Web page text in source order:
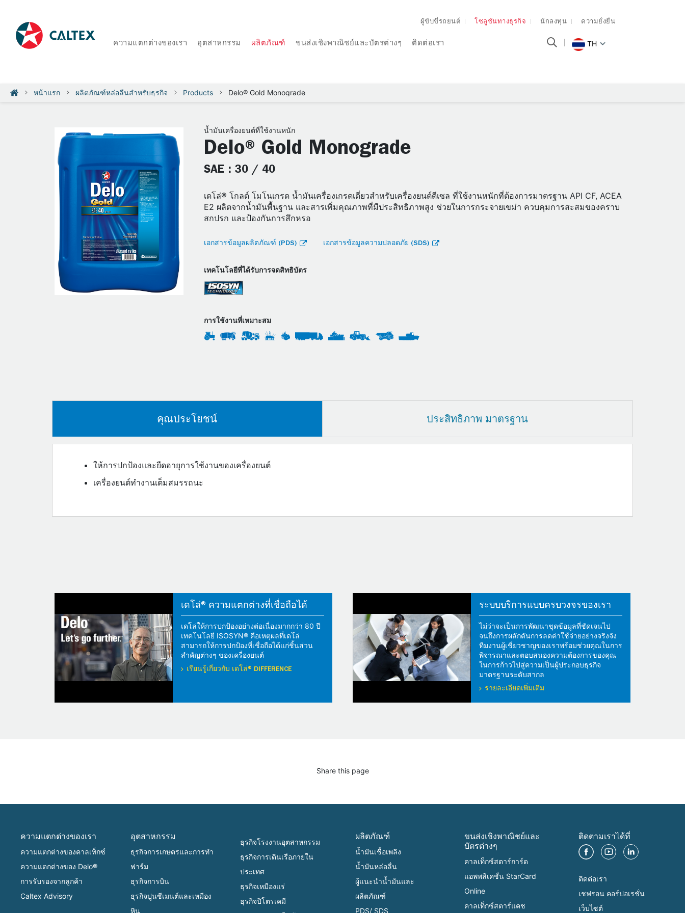
ผู้ขับขี่รถยนต์ โซลูชันทางธุรกิจ นักลงทุน ความยั่งยืน
ความแตกต่างของเรา อุตสาหกรรม ผลิตภัณฑ์ ขนส่งเชิงพาณิชย์และบัตรต่างๆ ติดต่อเรา TH
หน้าแรก ผลิตภัณฑ์หล่อลื่นสำหรับธุรกิจ Products Delo® Gold Monograde
น้ำมันเครื่องยนต์ที่ใช้งานหนัก
Delo® Gold Monograde
SAE : 30 / 40
เดโล่® โกลด์ โมโนเกรด น้ำมันเครื่องเกรดเดี่ยวสำหรับเครื่องยนต์ดีเซล ที่ใช้งานหนักที่ต้องการมาตรฐาน API CF, ACEA
E2 ผลิตจากน้ำมันพื้นฐาน และสารเพิ่มคุณภาพที่มีประสิทธิภาพสูง ช่วยในการกระจายเขม่า ควบคุมการสะสมของคราบ
สกปรก และป้องกันการสึกหรอ
เอกสารข้อมูลผลิตภัณฑ์ (PDS) เอกสารข้อมูลความปลอดภัย (SDS)
เทคโนโลยีที่ได้รับการจดสิทธิบัตร
การใช้งานที่เหมาะสม
คุณประโยชน์ ประสิทธิภาพ มาตรฐาน
ให้การปกป้องและยืดอายุการใช้งานของเครื่องยนต์
เครื่องยนต์ทำงานเต็มสมรรถนะ
เดโล่® ความแตกต่างที่เชื่อถือได้
เดโล่ให้การปกป้องอย่างต่อเนื่องมากกว่า 80 ปี
เทคโนโลยี ISOSYN® คือเหตุผลที่เดโล่
สามารถให้การปกป้องที่เชื่อถือได้แก่ชิ้นส่วน
สำคัญต่างๆ ของเครื่องยนต์
เรียนรู้เกี่ยวกับ เดโล่® DIFFERENCE
ระบบบริการแบบครบวงจรของเรา
ไม่ว่าจะเป็นการพัฒนาชุดข้อมูลที่ชัดเจนไป
จนถึงการผลักดันการลดค่าใช้จ่ายอย่างจริงจัง
ทีมงานผู้เชี่ยวชาญของเราพร้อมช่วยคุณในการ
พิจารณาและตอบสนองความต้องการของคุณ
ในการก้าวไปสู่ความเป็นผู้ประกอบธุรกิจ
มาตรฐานระดับสากล
รายละเอียดเพิ่มเติม
Share this page
ความแตกต่างของเรา
ความแตกต่างของคาลเท็กซ์
ความแตกต่างของ Delo®
การรับรองจากลูกค้า
Caltex Advisory
อุตสาหกรรม
ธุรกิจการเกษตรและการทำ
ฟาร์ม
ธุรกิจการบิน
ธุรกิจปูนซีเมนต์และเหมือง
หิน
ธุรกิจโรงงานอุตสาหกรรม
ธุรกิจการเดินเรือภายใน
ประเทศ
ธุรกิจเหมืองแร่
ธุรกิจปิโตรเคมี
ผลิตภัณฑ์
น้ำมันเชื้อเพลิง
น้ำมันหล่อลื่น
ผู้แนะนำน้ำมันและ
ผลิตภัณฑ์
PDS/ SDS
ขนส่งเชิงพาณิชย์และ
บัตรต่างๆ
คาลเท็กซ์สตาร์การ์ด
แอพพลิเคชั่น StarCard
Online
คาลเท็กซ์สตาร์แคช
ติดตามเราได้ที่
ติดต่อเรา
เชฟรอน คอร์ปอเรชั่น
เว็บไซต์